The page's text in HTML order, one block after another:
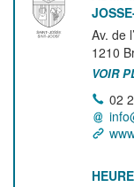
Av. de
1210
VOIR
02